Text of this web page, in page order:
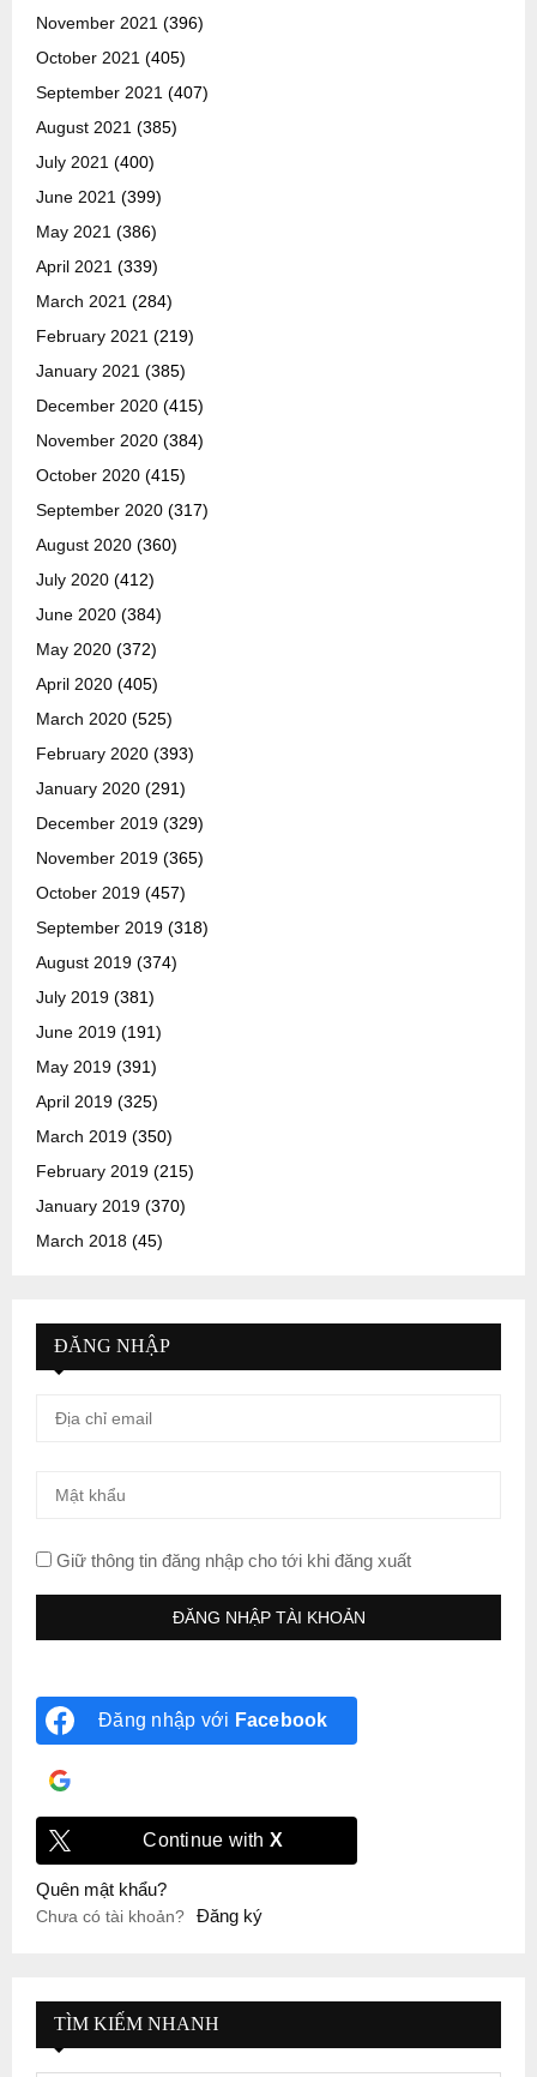
November 2021 (396)
October 2021 (405)
September 2021 (407)
August 2021 (385)
July 2021 (400)
June 2021 (399)
May 2021 (386)
April 2021 (339)
March 2021 (284)
February 2021 (219)
January 2021 (385)
December 2020 (415)
November 2020 (384)
October 2020 (415)
September 2020 (317)
August 2020 (360)
July 2020 (412)
June 2020 (384)
May 2020 (372)
April 2020 (405)
March 2020 (525)
February 2020 (393)
January 2020 (291)
December 2019 (329)
November 2019 (365)
October 2019 (457)
September 2019 (318)
August 2019 (374)
July 2019 (381)
June 2019 (191)
May 2019 (391)
April 2019 (325)
March 2019 (350)
February 2019 (215)
January 2019 (370)
March 2018 (45)
ĐĂNG NHẬP
Giữ thông tin đăng nhập cho tới khi đăng xuất
Đăng nhập với Facebook
Continue with X
Quên mật khẩu?
Chưa có tài khoản? Đăng ký
TÌM KIẾM NHANH